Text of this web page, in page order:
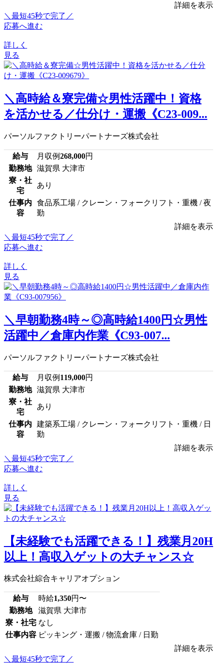
詳細を表示
＼最短45秒で完了／
応募へ進む
詳しく
見る
＼高時給＆寮完備☆男性活躍中！資格
を活かせる／仕分け・運搬《C23-009...
パーソルファクトリーパートナーズ株式会社
給与 月収例268,000円
勤務地
滋賀県 大津市
寮・社
宅
あり
仕事内
容
食品系工場 / クレーン・フォークリフト・重機 / 夜
勤
詳細を表示
＼最短45秒で完了／
応募へ進む
詳しく
見る
＼早朝勤務4時～◎高時給1400円☆男性
活躍中／倉庫内作業《C93-007...
パーソルファクトリーパートナーズ株式会社
給与 月収例 119,000円
勤務地
滋賀県 大津市
寮・社
宅
あり
仕事内
容
建築系工場 / クレーン・フォークリフト・重機 / 日
勤
詳細を表示
＼最短45秒で完了／
応募へ進む
詳しく
見る
【未経験でも活躍できる！】残業月20H
以上！高収入ゲットの大チャンス☆
株式会社綜合キャリアオプション
給与 時給1,350円〜
勤務地
滋賀県 大津市
寮・社宅 なし
仕事内容 ピッキング・運搬 / 物流倉庫 / 日勤
詳細を表示
＼最短45秒で完了／